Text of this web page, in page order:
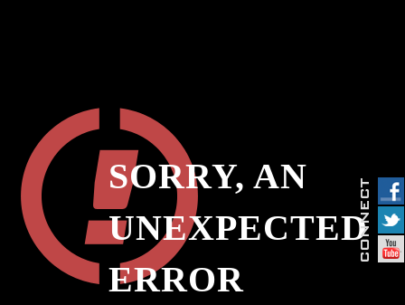
SORRY, AN
UNEXPECTED
ERROR